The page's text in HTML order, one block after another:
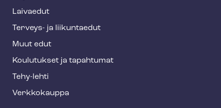
Laivaedut
Terveys- ja liikuntaedut
Muut edut
Koulutukset ja tapahtumat
Tehy-lehti
Verkkokauppa